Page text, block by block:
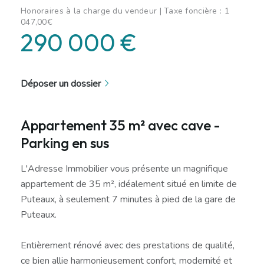
Honoraires à la charge du vendeur | Taxe foncière : 1
047,00€
290 000 €
Déposer un dossier
Appartement 35 m² avec cave -
Parking en sus
L'Adresse Immobilier vous présente un magnifique
appartement de 35 m², idéalement situé en limite de
Puteaux, à seulement 7 minutes à pied de la gare de
Puteaux.
Entièrement rénové avec des prestations de qualité,
ce bien allie harmonieusement confort, modernité et